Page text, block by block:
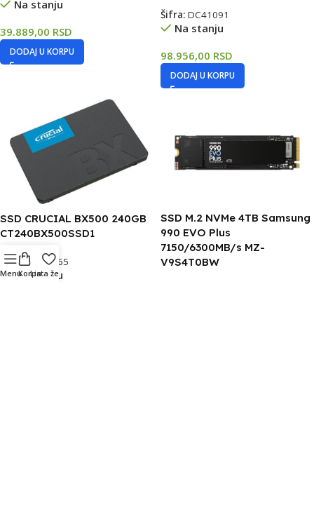
Na stanju
39.889,00 RSD
DODAJ U KORPU
Šifra: DC41091
Na stanju
98.956,00 RSD
DODAJ U KORPU
SSD CRUCIAL BX500 240GB
CT240BX500SSD1
Šifra:DC40365
Na stanju
SSD M.2 NVMe 4TB Samsung
990 EVO Plus
7150/6300MB/s MZ-
V9S4T0BW
MenuKorpaLista želja